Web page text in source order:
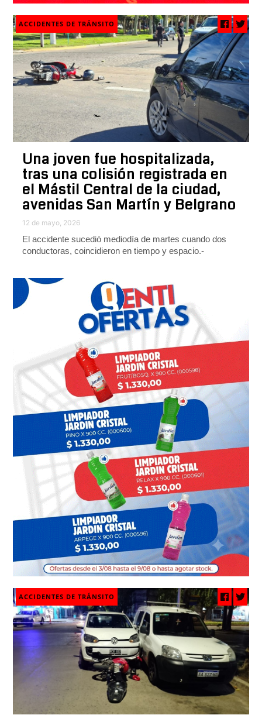
ACCIDENTES DE TRÁNSITO
Una joven fue hospitalizada,
tras una colisión registrada en
el Mástil Central de la ciudad,
avenidas San Martín y Belgrano
12 de mayo, 2026
El accidente sucedió mediodía de martes cuando dos
conductoras, coincidieron en tiempo y espacio.-
ACCIDENTES DE TRÁNSITO